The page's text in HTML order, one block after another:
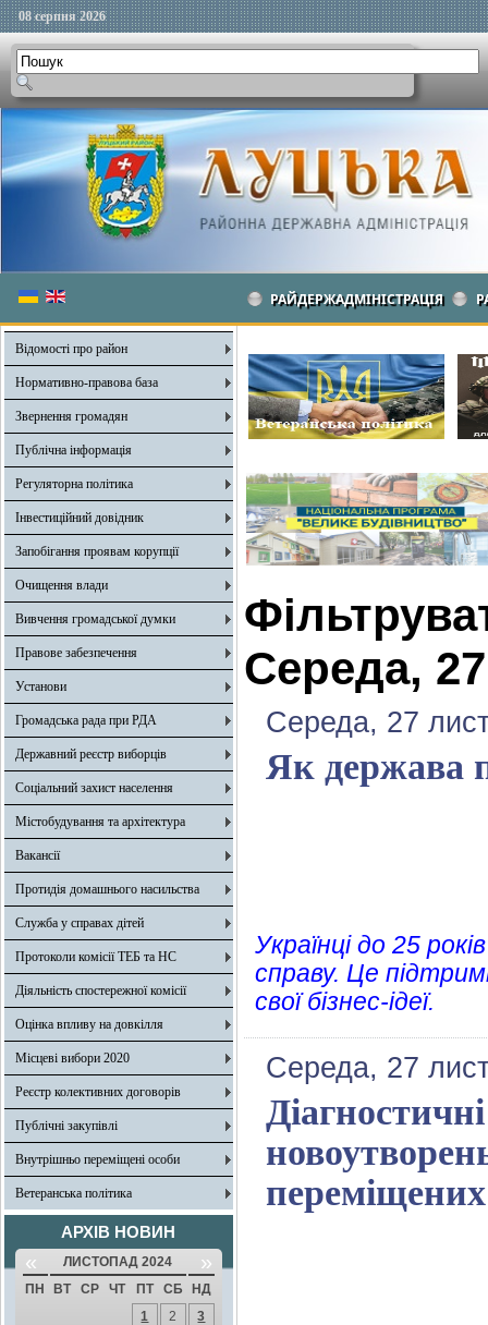
08 серпня 2026
РАЙДЕРЖАДМІНІСТРАЦІЯ
Відомості про район
Нормативно-правова база
Звернення громадян
Публічна інформація
Регуляторна політика
Інвестиційний довідник
Запобігання проявам корупції
Очищення влади
Вивчення громадської думки
Правове забезпечення
Установи
Громадська рада при РДА
Державний реєстр виборців
Соціальний захист населення
Містобудування та архітектура
Вакансії
Протидія домашнього насильства
Служба у справах дітей
Протоколи комісії ТЕБ та НС
Діяльність спостережної комісії
Оцінка впливу на довкілля
Місцеві вибори 2020
Реєстр колективних договорів
Публічні закупівлі
Внутрішньо переміщені особи
Ветеранська політика
АРХІВ НОВИН
« ЛИСТОПАД 2024 »
ПН ВТ СР ЧТ ПТ СБ
НД
1
2
3
Середа,
Середа, 27
Як держава
Українці до 25
справу. Це
свої бізнес-ідеї.
Середа, 27
переміщених